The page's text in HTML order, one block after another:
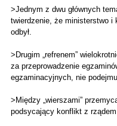
>Jednym z dwu głównych
twierdzenie, że ministerstwo i
odbył.
>Drugim „refrenem”
za przeprowadzenie
egzaminacyjnych, nie
>Między „wierszami”
podsycający konflikt z